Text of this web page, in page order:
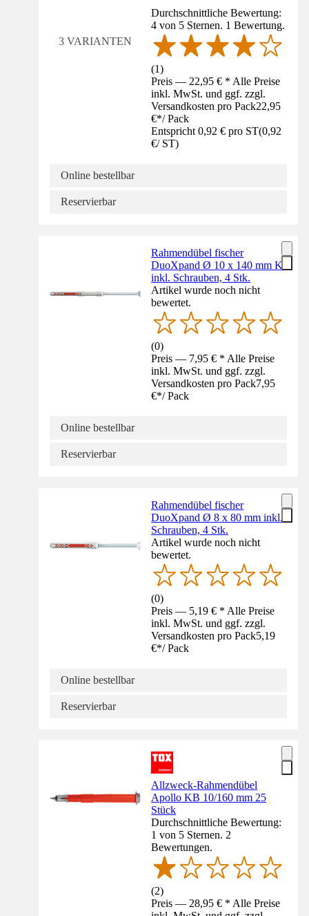
3 VARIANTEN
Durchschnittliche Bewertung:
4 von 5 Sternen. 1 Bewertung.
(1)
Preis — 22,95 € * Alle Preise
inkl. MwSt. und ggf. zzgl.
Versandkosten pro Pack22,95
€*/ Pack
Entspricht 0,92 € pro ST(0,92
€/ ST)
Online bestellbar
Reservierbar
Rahmendübel fischer
DuoXpand Ø 10 x 140 mm K
inkl. Schrauben, 4 Stk.
Artikel wurde noch nicht
bewertet.
(0)
Preis — 7,95 € * Alle Preise
inkl. MwSt. und ggf. zzgl.
Versandkosten pro Pack7,95
€*/ Pack
Online bestellbar
Reservierbar
Rahmendübel fischer
DuoXpand Ø 8 x 80 mm inkl.
Schrauben, 4 Stk.
Artikel wurde noch nicht
bewertet.
(0)
Preis — 5,19 € * Alle Preise
inkl. MwSt. und ggf. zzgl.
Versandkosten pro Pack5,19
€*/ Pack
Online bestellbar
Reservierbar
Allzweck-Rahmendübel
Apollo KB 10/160 mm 25
Stück
Durchschnittliche Bewertung:
1 von 5 Sternen. 2
Bewertungen.
(2)
Preis — 28,95 € * Alle Preise